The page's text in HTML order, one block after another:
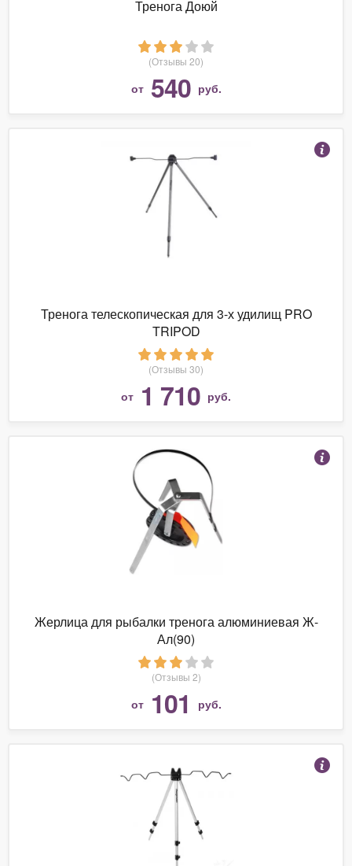
Тренога Доюй
(Отзывы 20)
от 540 руб.
Тренога телескопическая для 3-х удилищ PRO
TRIPOD
(Отзывы 30)
от 1 710 руб.
Жерлица для рыбалки тренога алюминиевая Ж-
Ал(90)
(Отзывы 2)
от 101 руб.